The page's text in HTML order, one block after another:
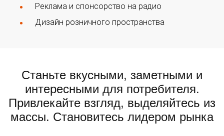
Реклама и спонсорство на радио
Дизайн розничного пространства
Станьте вкусными, заметными и
интересными для потребителя.
Привлекайте взгляд, выделяйтесь из
массы. Становитесь лидером рынка